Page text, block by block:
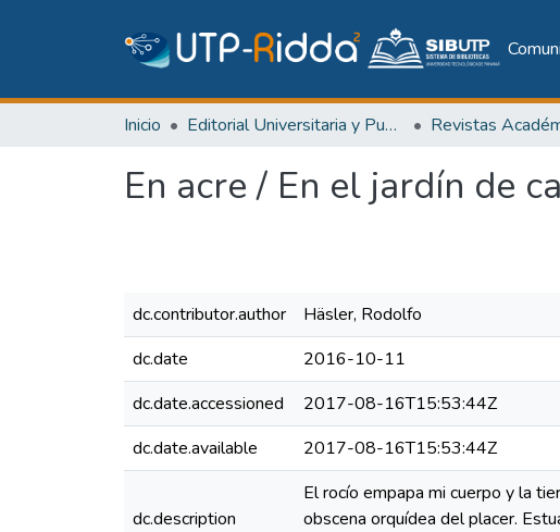
Inicio Editorial Universitaria y Publicaciones Seriadas Revistas
En acre / En el jardín de
dc.contributor.author
Häsler, Rodolfo
dc.date
2016-10-11
dc.date.accessioned
2017-08-16T15:53:44Z
dc.date.available
2017-08-16T15:53:44Z
dc.description
El rocío empapa mi cuerpo y la
obscena orquídea del placer.